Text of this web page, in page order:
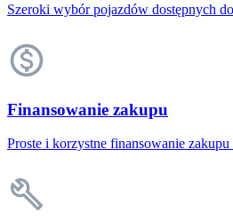
Szeroki wybór pojazdów dostępnych
Finansowanie zakupu
Proste i korzystne finansowanie zakupu